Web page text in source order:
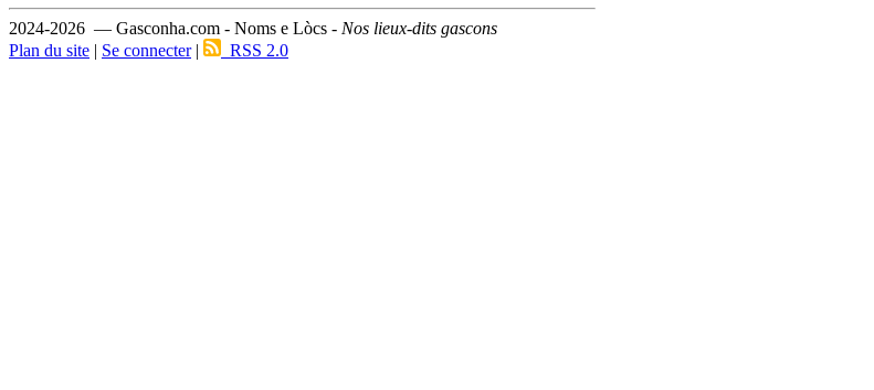
2024-2026 — Gasconha.com - Noms e Lòcs - Nos lieux-dits gascons
Plan du site | Se connecter| RSS 2.0